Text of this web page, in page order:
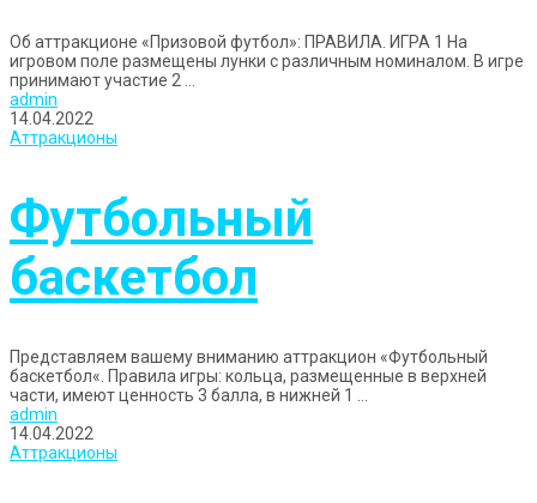
Об аттракционе «Призовой футбол»: ПРАВИЛА. ИГРА 1 На
игровом поле размещены лунки с различным номиналом. В игре
принимают участие 2 ...
admin
14.04.2022
Аттракционы
Футбольный
баскетбол
Представляем вашему вниманию аттракцион «Футбольный
баскетбол«. Правила игры: кольца, размещенные в верхней
части, имеют ценность 3 балла, в нижней 1 ...
admin
14.04.2022
Аттракционы